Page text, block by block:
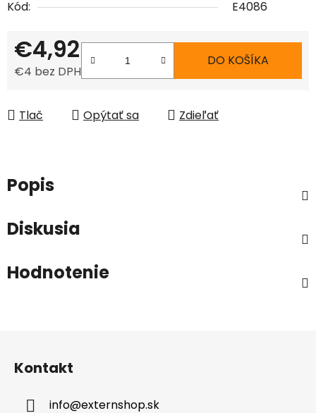
Kód:
E4086
€4,92
€4 bez DPH
DO KOŠÍKA
Tlač Opýtať sa Zdieľať
Popis
Diskusia
Hodnotenie
Kontakt
info@externshop.sk